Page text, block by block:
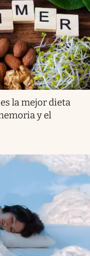
la mejor dieta
y el